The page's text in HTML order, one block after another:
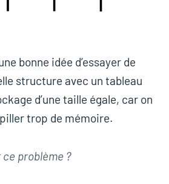
bonne idée d’essayer de
structure avec un tableau
d’une taille égale, car on
trop de mémoire.
problème ?